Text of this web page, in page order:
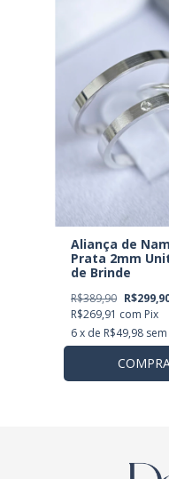
Aliança de
Prata 2mm
de Brinde
R$389,90
R$269,91 com Pix
6x de R$49,98